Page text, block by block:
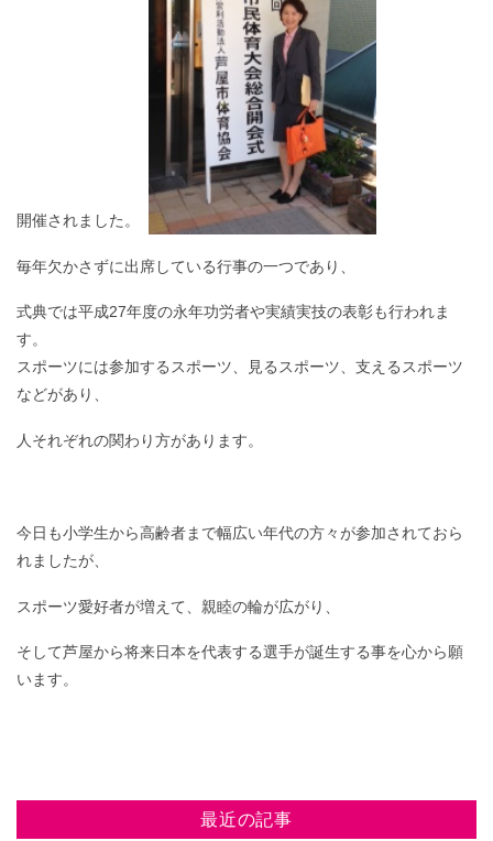
開催されました。
毎年欠かさずに出席している行事の一つであり、
式典では平成27年度の永年功労者や実績実技の表彰も行われま
す。
スポーツには参加するスポーツ、見るスポーツ、支えるスポーツ
などがあり、
人それぞれの関わり方があります。
今日も小学生から高齢者まで幅広い年代の方々が参加されておら
れましたが、
スポーツ愛好者が増えて、親睦の輪が広がり、
そして芦屋から将来日本を代表する選手が誕生する事を心から願
います。
最近の記事